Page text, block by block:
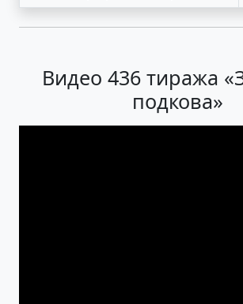
Видео 436 тиража
подкова»